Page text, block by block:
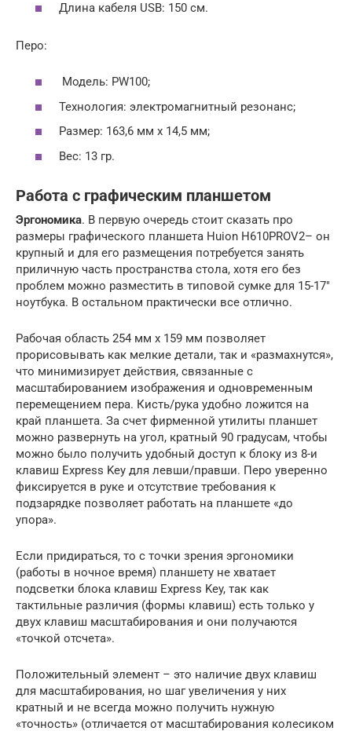
Длина кабеля USB: 150 см.
Перо:
Модель: PW100;
Технология: электромагнитный резонанс;
Размер: 163,6 мм х 14,5 мм;
Вес: 13 гр.
Работа с графическим планшетом
Эргономика. В первую очередь стоит сказать про
размеры графического планшета Huion H610PROV2– он
крупный и для его размещения потребуется занять
приличную часть пространства стола, хотя его без
проблем можно разместить в типовой сумке для 15-17″
ноутбука. В остальном практически все отлично.
Рабочая область 254 мм х 159 мм позволяет
прорисовывать как мелкие детали, так и «размахнутся»,
что минимизирует действия, связанные с
масштабированием изображения и одновременным
перемещением пера. Кисть/рука удобно ложится на
край планшета. За счет фирменной утилиты планшет
можно развернуть на угол, кратный 90 градусам, чтобы
можно было получить удобный доступ к блоку из 8-и
клавиш Express Key для левши/правши. Перо уверенно
фиксируется в руке и отсутствие требования к
подзарядке позволяет работать на планшете «до
упора».
Если придираться, то с точки зрения эргономики
(работы в ночное время) планшету не хватает
подсветки блока клавиш Express Key, так как
тактильные различия (формы клавиш) есть только у
двух клавиш масштабирования и они получаются
«точкой отсчета».
Положительный элемент – это наличие двух клавиш
для масштабирования, но шаг увеличения у них
кратный и не всегда можно получить нужную
«точность» (отличается от масштабирования колесиком